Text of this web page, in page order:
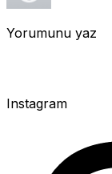
Yorumunu yaz
Instagram